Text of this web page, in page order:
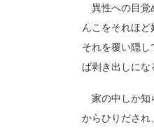
異性への目覚
んこをそれほ
それを覆い隠
ば剥き出しにな
家の中しか知
からひりださ